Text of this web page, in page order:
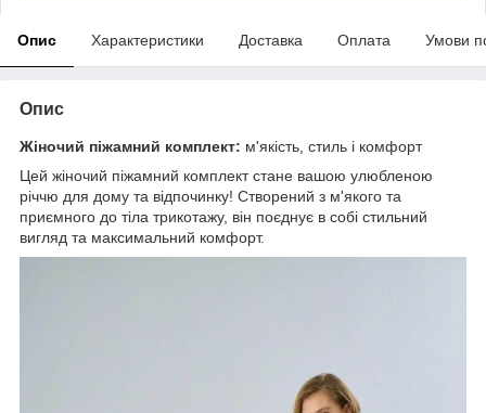
Опис Характеристики Доставка Оплата Умови
Опис
Жіночий піжамний комплект: м'якість, стиль і комфорт
Цей жіночий піжамний комплект стане вашою улюбленою
річчю для дому та відпочинку! Створений з м'якого та
приємного до тіла трикотажу, він поєднує в собі стильний
вигляд та максимальний комфорт.